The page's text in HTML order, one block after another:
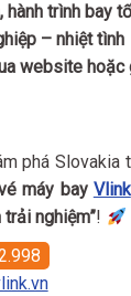
hành trình bay
– nhiệt tình
website
phá Slovakia
máy bay Vlink
nghiệm”!